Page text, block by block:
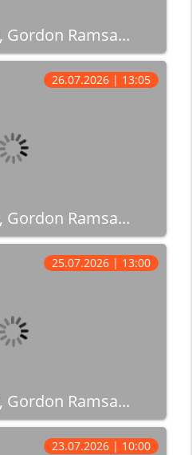
Ramsa...
Ramsa...
26.07.2026 | 13:05
Ramsa...
25.07.2026 | 13:00
23.07.2026 | 10:00